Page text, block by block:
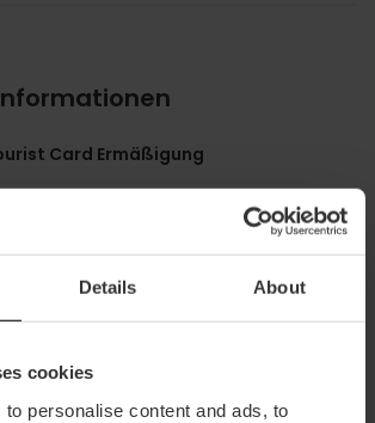
Details About
cookies
personalise content and ads, to
Card Ermäßigung
ich an?